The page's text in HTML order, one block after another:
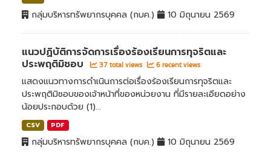
กลุ่มบริหารทรัพยากรบุคคล (กบค.) 10 มิถุนายน 2569
แนวปฏิบัติการจัดการเรื่องร้องเรียนการทุจริตและ
ประพฤติมิชอบ
37 total views 6 recent views
แสดงแนวทางการดำเนินการต่อเรื่องร้องเรียนการทุจริตและ
ประพฤติมิชอบของเจ้าหน้าที่ของหน่วยงาน ที่มีรายละเอียดอย่าง
น้อยประกอบด้วย (1)...
CSV PDF
กลุ่มบริหารทรัพยากรบุคคล (กบค.) 10 มิถุนายน 2569